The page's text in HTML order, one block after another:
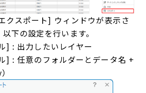
クスポート] ウィンドウが表示さ
下の設定を行います。
] : 出力したいレイヤー
] : 任意のフォルダーとデータ名 +